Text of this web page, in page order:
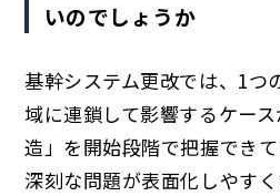
いのでしょうか
基幹システム更改では、1つ
域に連鎖して影響するケー
造」を開始段階で把握でき
深刻な問題が表面化しやす